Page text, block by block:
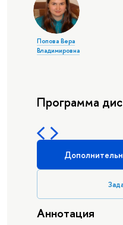
Попова Вера
Владимировна
Программа
Аннотация